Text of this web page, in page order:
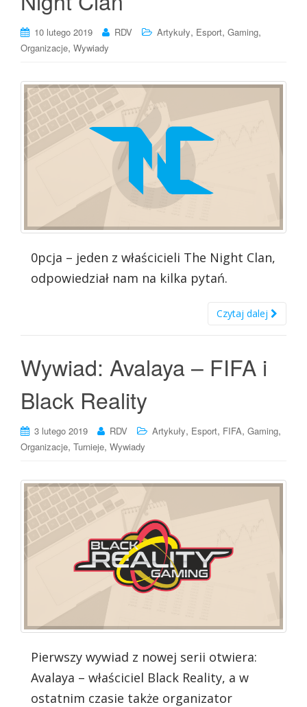
10 lutego 2019 RDV Artykuły, Esport, Gaming,
Organizacje, Wywiady
0pcja – jeden z właścicieli The Night Clan,
odpowiedział nam na kilka pytań.
Czytaj dalej
Wywiad: Avalaya – FIFA i
Black Reality
3 lutego 2019 RDV Artykuły, Esport, FIFA, Gaming,
Organizacje, Turnieje, Wywiady
Pierwszy wywiad z nowej serii otwiera:
Avalaya – właściciel Black Reality, a w
ostatnim czasie także organizator